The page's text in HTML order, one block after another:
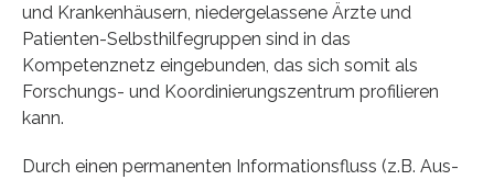
und Krankenhäusern, niedergelassene Ärzte und
Patienten-Selbsthilfegruppen sind in das
Kompetenznetz eingebunden, das sich somit als
Forschungs- und Koordinierungszentrum profilieren
kann.
Durch einen permanenten Informationsfluss (z.B. Aus-